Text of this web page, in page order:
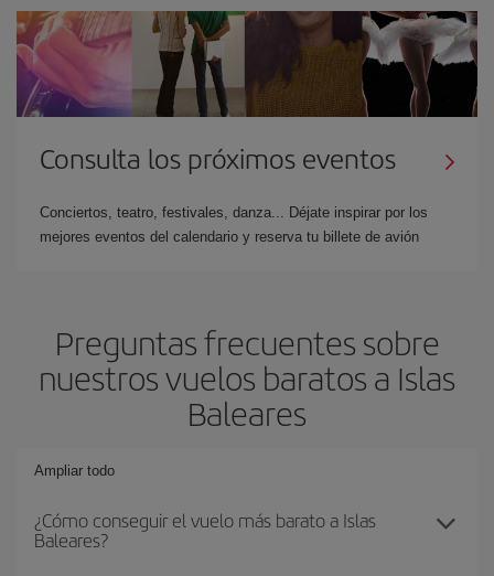
Consulta los próximos eventos
Conciertos, teatro, festivales, danza... Déjate inspirar por los
mejores eventos del calendario y reserva tu billete de avión
Preguntas frecuentes sobre
nuestros vuelos baratos a Islas
Baleares
Ampliar todo
¿Cómo conseguir el vuelo más barato a Islas
Baleares?